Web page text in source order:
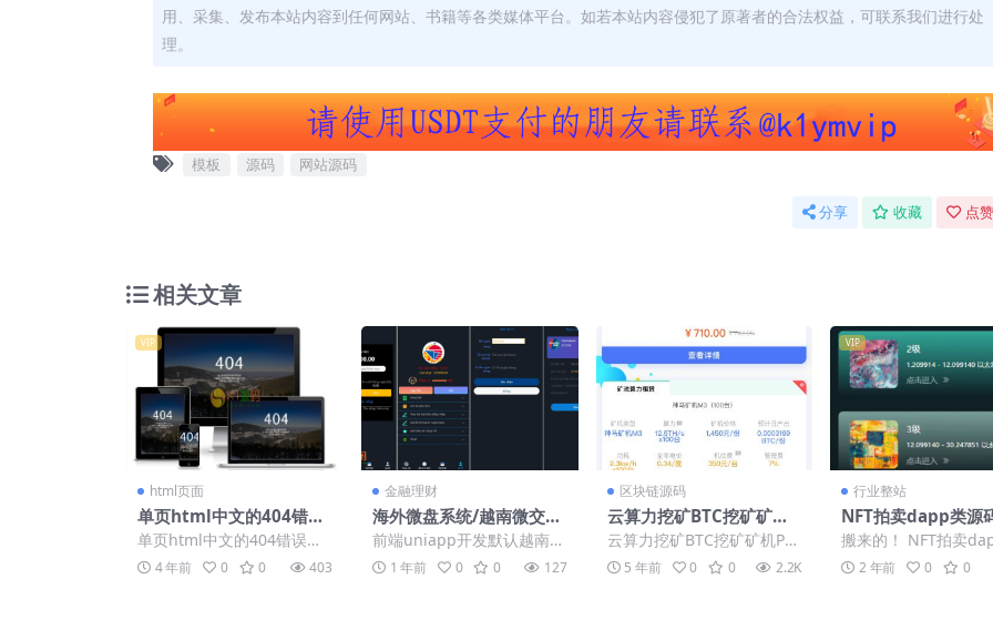
用、采集、发布本站内容到任何网站、书籍等各类媒体平台。如若本站内容侵犯了原著者的合法权益，可联系我们进行处
理。
模板 源码 网站源码
分享 收藏 点
相关文章
VIP
html页面
单页html中文的404错误
自动跳转页面模板源码免
费下载
单页html中文的404错误自
动跳转页面模板源码
4 年前 0 0 403
金融理财
海外微盘系统/越南微交
易/虚拟币秒合约交易【海
外微盘时间盘源码】
前端uniapp开发默认越南
语，可二开其他语言 后端p
hp全开源带前端源码，k
1 年前 0 0 127
区块链源码
云算力挖矿BTC挖矿矿机P
HP开发纯开源源码下载
云算力挖矿BTC挖矿矿机PH
P开发纯开源源码下载 整体
页面设计蓝色，清爽。设计
5 年前 0 0 2.2K
VIP
行业整站
NFT拍卖dapp类源
搬来的！ NFT拍卖
源码2 年前 0 0